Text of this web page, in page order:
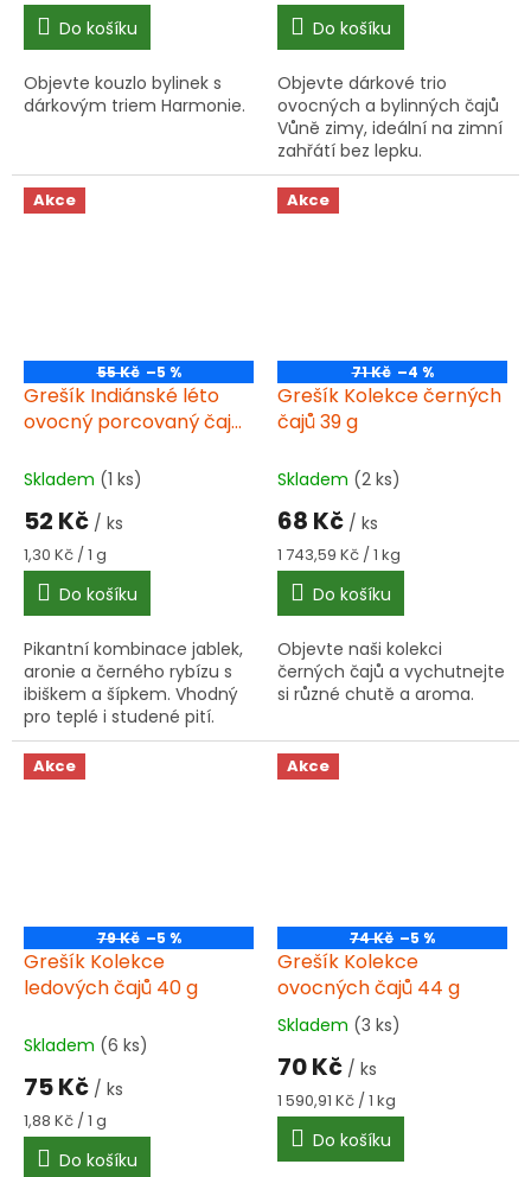
cena:
Do košíku
Objevte kouzlo bylinek s
dárkovým triem Harmonie.
cena:
Do košíku
Objevte dárkové trio
ovocných a bylinných čajů
Vůně zimy, ideální na zimní
zahřátí bez lepku.
Akce
55 Kč –5 %
Grešík Indiánské léto
ovocný porcovaný čaj
Skladem (1 ks)
52 Kč / ks
Měrná
cena:
1,30 Kč / 1 g
Do košíku
Pikantní kombinace jablek,
aronie a černého rybízu s
ibiškem a šípkem. Vhodný
pro teplé i studené pití.
Jeden sáček na 1/4 l vody.
Akce
71 Kč –4 %
Grešík Kolekce černých
čajů 39 g
Skladem (2 ks)
68 Kč / ks
Měrná
cena:
1 743,59 Kč / 1 kg
Do košíku
Objevte naši kolekci
černých čajů a vychutnejte
si různé chutě a aroma.
Akce
79 Kč –5 %
Grešík Kolekce
ledových čajů 40 g
Skladem (6 ks)
75 Kč / ks
Měrná
cena:
1,88 Kč / 1 g
Do košíku
Akce
74 Kč –5 %
Grešík Kolekce
ovocných čajů 44 g
Průměrné
hodnocení
produktu
je
5,0
5
Skladem (3 ks)
70 Kč / ks
Měrná
cena:
1 590,91 Kč / 1 kg
Do košíku